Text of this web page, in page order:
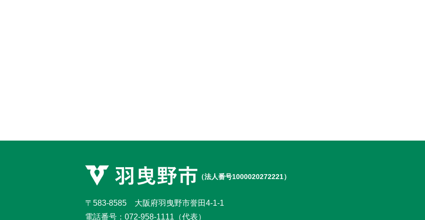
（法人番号1000020272221）
〒583-8585 大阪府羽曳野市誉田4-1-1
電話番号： 072-958-1111 （代表）